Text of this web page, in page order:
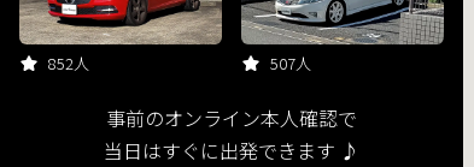
852人 507人
事前のオンライン本人確認で
当日はすぐに出発できます ♪